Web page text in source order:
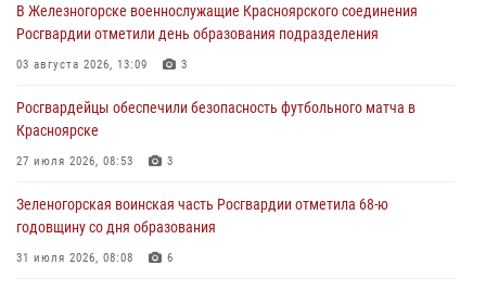
В Красноярске сотрудники вневедомственной охраны Росгвардии
задержали подозреваемого в серии краж из гипермаркета
04 августа 2026, 09:57
Сотрудники Росгвардии обеспечили общественный порядок во
время проведения экстремального заплыва в Дудинке
04 августа 2026, 08:36
В Красноярске сотрудники Росгвардии задержали подозреваемого
в серии краж из супермаркета
04 августа 2026, 06:50
В Железногорске военнослужащие Красноярского соединения
Росгвардии отметили день образования подразделения
03 августа 2026, 13:09 3
Росгвардейцы обеспечили безопасность футбольного матча в
Красноярске
27 июля 2026, 08:53 3
Зеленогорская воинская часть Росгвардии отметила 68-ю
годовщину со дня образования
31 июля 2026, 08:08 6